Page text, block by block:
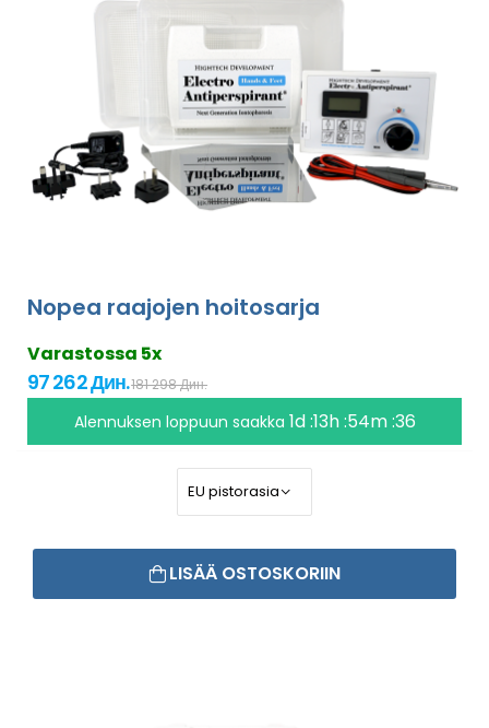
Nopea raajojen hoitosarja
Varastossa 5x
97 262 Дин.181 298 Дин.
Alennuksen loppuun saakka 1d :13h :54m :35
LISÄÄ OSTOSKORIIN